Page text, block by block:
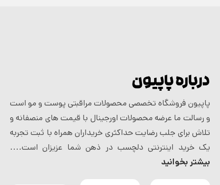
درباره پاپیون
پاپیون فروشگاه تخصصی محصولات مراقبتی پوست و مو است
و رسالت ما عرضه محصولات اورجینال با قیمت های منصفانه و
تلاش برای جلب رضایت حداکثری خریداران همراه با ثبت تجربه
یک خرید اینترنتی دلچسب در ذهن شما عزیزان است....
بیشتر بخوانید